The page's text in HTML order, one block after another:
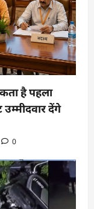
है पहला
देंगे
0